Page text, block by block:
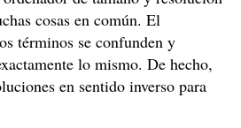
cosas en común. El
términos se confunden y
lo mismo. De hecho,
en sentido inverso para